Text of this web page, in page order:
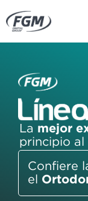
La mejor
principio
Confiere
el